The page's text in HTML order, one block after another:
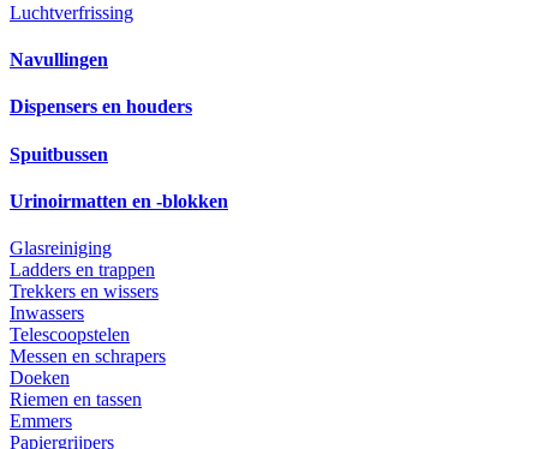
Luchtverfrissing
Navullingen
Dispensers en houders
Spuitbussen
Urinoirmatten en -blokken
Glasreiniging
Ladders en trappen
Trekkers en wissers
Inwassers
Telescoopstelen
Messen en schrapers
Doeken
Riemen en tassen
Emmers
Papiergrijpers